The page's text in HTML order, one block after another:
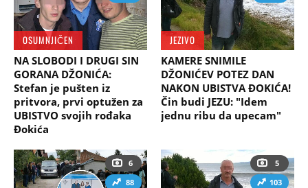
OSUMNJIČEN
NA SLOBODI I DRUGI SIN
GORANA DŽONIĆA:
Stefan je pušten iz
pritvora, prvi optužen za
UBISTVO svojih rođaka
Đokića
JEZIVO
KAMERE SNIMILE
DŽONIĆEV POTEZ DAN
NAKON UBISTVA ĐOKIĆA!
Čin budi JEZU: "Idem
jednu ribu da upecam"
6
88
5
103